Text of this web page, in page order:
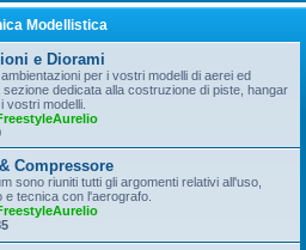
Modellistica
e Diorami
per i vostri modelli di aerei ed
sezione dedicata alla costruzione di piste, hangar
vostri modelli.
Compressore
sono riuniti tutti gli argomenti relativi all'uso,
e tecnica con l'aerografo.